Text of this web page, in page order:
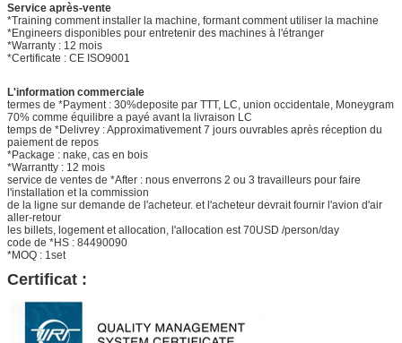
Service après-vente
*Training comment installer la machine, formant comment utiliser la machine
*Engineers disponibles pour entretenir des machines à l'étranger
*Warranty : 12 mois
*Certificate : CE ISO9001
L'information commerciale
termes de *Payment : 30%deposite par TTT, LC, union occidentale, Moneygram
70% comme équilibre a payé avant la livraison LC
temps de *Delivrey : Approximativement 7 jours ouvrables après réception du
paiement de repos
*Package : nake, cas en bois
*Warrantty : 12 mois
service de ventes de *After : nous enverrons 2 ou 3 travailleurs pour faire
l'installation et la commission
de la ligne sur demande de l'acheteur. et l'acheteur devrait fournir l'avion d'air
aller-retour
les billets, logement et allocation, l'allocation est 70USD /person/day
code de *HS : 84490090
*MOQ : 1set
Certificat :